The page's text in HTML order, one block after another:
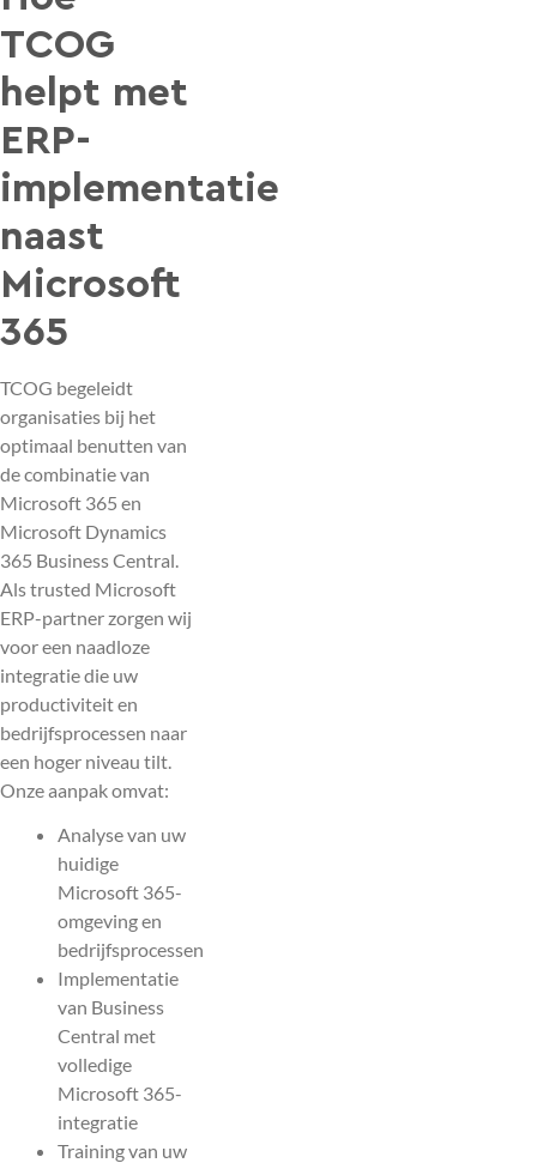
TCOG
helpt met
ERP-
implementatie
naast
Microsoft
365
TCOG begeleidt
organisaties bij het
optimaal benutten van
de combinatie van
Microsoft 365 en
Microsoft Dynamics
365 Business Central.
Als trusted Microsoft
ERP-partner zorgen wij
voor een naadloze
integratie die uw
productiviteit en
bedrijfsprocessen naar
een hoger niveau tilt.
Onze aanpak omvat:
Analyse van uw
huidige
Microsoft 365-
omgeving en
bedrijfsprocessen
Implementatie
van Business
Central met
volledige
Microsoft 365-
integratie
Training van uw